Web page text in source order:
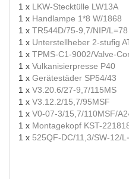
1 x LKW-Stecktülle LW13A
1 x Handlampe 1*8 W/1868
1 x TR544D/75-9,7/NIP/L=78
1 x Unterstellheber 2-stufig
1 x TPMS-C1-9002/Valve-
1 x Vulkanisierpresse P40
1 x Gerätestäder SP54/43
1 x V3.20.6/27-9,7/115MS
1 x V3.12.2/15,7/95MSF
1 x V0-07-3/15,7/110MSF/
1 x Montagekopf KST-
1 x 525QF-DC/11,3/SW-12/